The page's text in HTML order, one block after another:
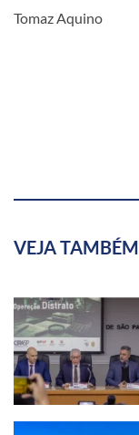
Tomaz Aquino
VEJA TAMBÉM